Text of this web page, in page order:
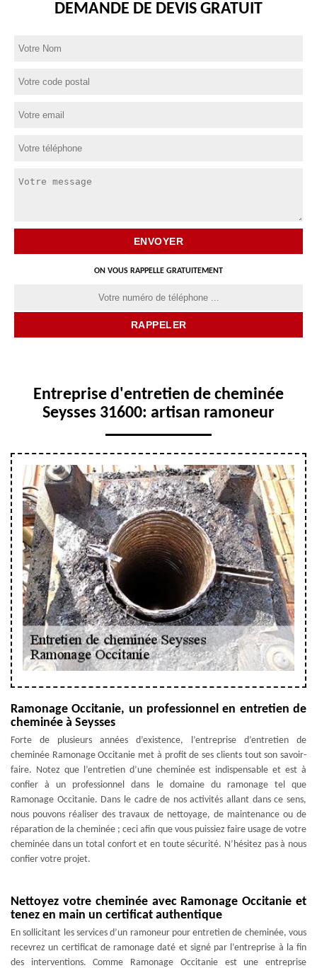
DEMANDE DE DEVIS GRATUIT
ON VOUS RAPPELLE GRATUITEMENT
Entreprise d'entretien de cheminée
Seysses 31600: artisan ramoneur
Ramonage Occitanie, un professionnel en entretien de
cheminée à Seysses
Forte de plusieurs années d’existence, l’entreprise d’entretien de
cheminée Ramonage Occitanie met à profit de ses clients tout son savoir-
faire. Notez que l’entretien d’une cheminée est indispensable et est à
confier à un professionnel dans le domaine du ramonage tel que
Ramonage Occitanie. Dans le cadre de nos activités allant dans ce sens,
nous pouvons réaliser des travaux de nettoyage, de maintenance ou de
réparation de la cheminée ; ceci afin que vous puissiez faire usage de votre
cheminée dans un total confort et en toute sécurité. N’hésitez pas à nous
confier votre projet.
Nettoyez votre cheminée avec Ramonage Occitanie et
tenez en main un certificat authentique
En sollicitant les services d’un ramoneur pour entretien de cheminée, vous
recevrez un certificat de ramonage daté et signé par l’entreprise à la fin
des interventions. Comme Ramonage Occitanie est une entreprise